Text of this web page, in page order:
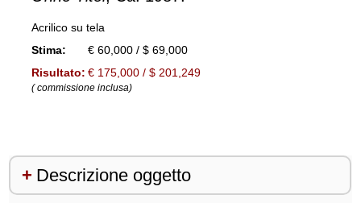
Acrilico su tela
Stima:
€ 60,000 / $ 69,000
Risultato: € 175,000 / $ 201,249
( commissione inclusa)
Descrizione oggetto